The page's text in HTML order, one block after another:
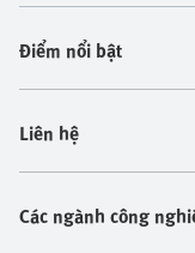
Điểm nổi bật
Liên hệ
Các ngành công